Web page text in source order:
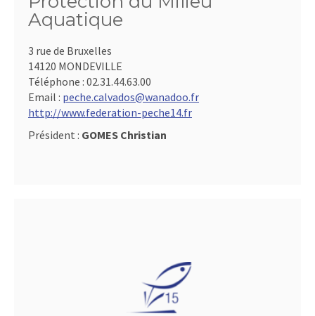
Aquatique
3 rue de Bruxelles
14120 MONDEVILLE
Téléphone : 02.31.44.63.00
Email : peche.calvados@wanadoo.fr
http://www.federation-peche14.fr
Président : GOMES Christian